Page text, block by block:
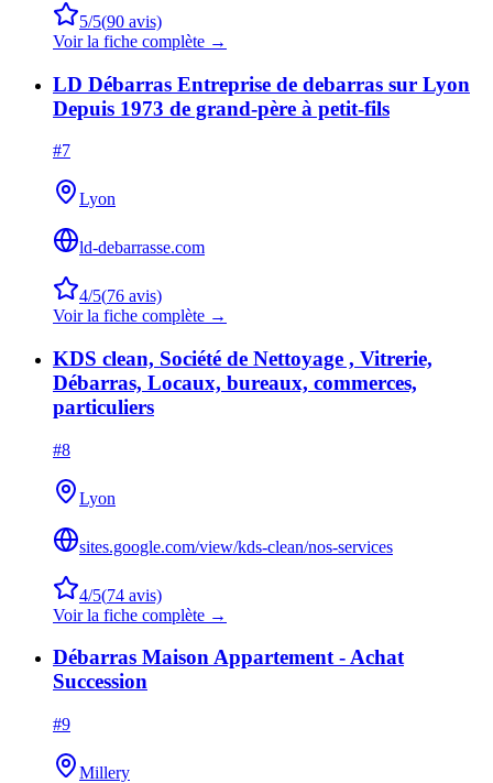
5/5(90 avis)
Voir la fiche complète →
LD Débarras Entreprise de debarras sur Lyon
Depuis 1973 de grand-père à petit-fils
#7
Lyon
ld-debarrasse.com
4/5(76 avis)
Voir la fiche complète →
KDS clean, Société de Nettoyage , Vitrerie,
Débarras, Locaux, bureaux, commerces,
particuliers
#8
Lyon
sites.google.com/view/kds-clean/nos-services
4/5(74 avis)
Voir la fiche complète →
Débarras Maison Appartement - Achat
Succession
#9
Millery